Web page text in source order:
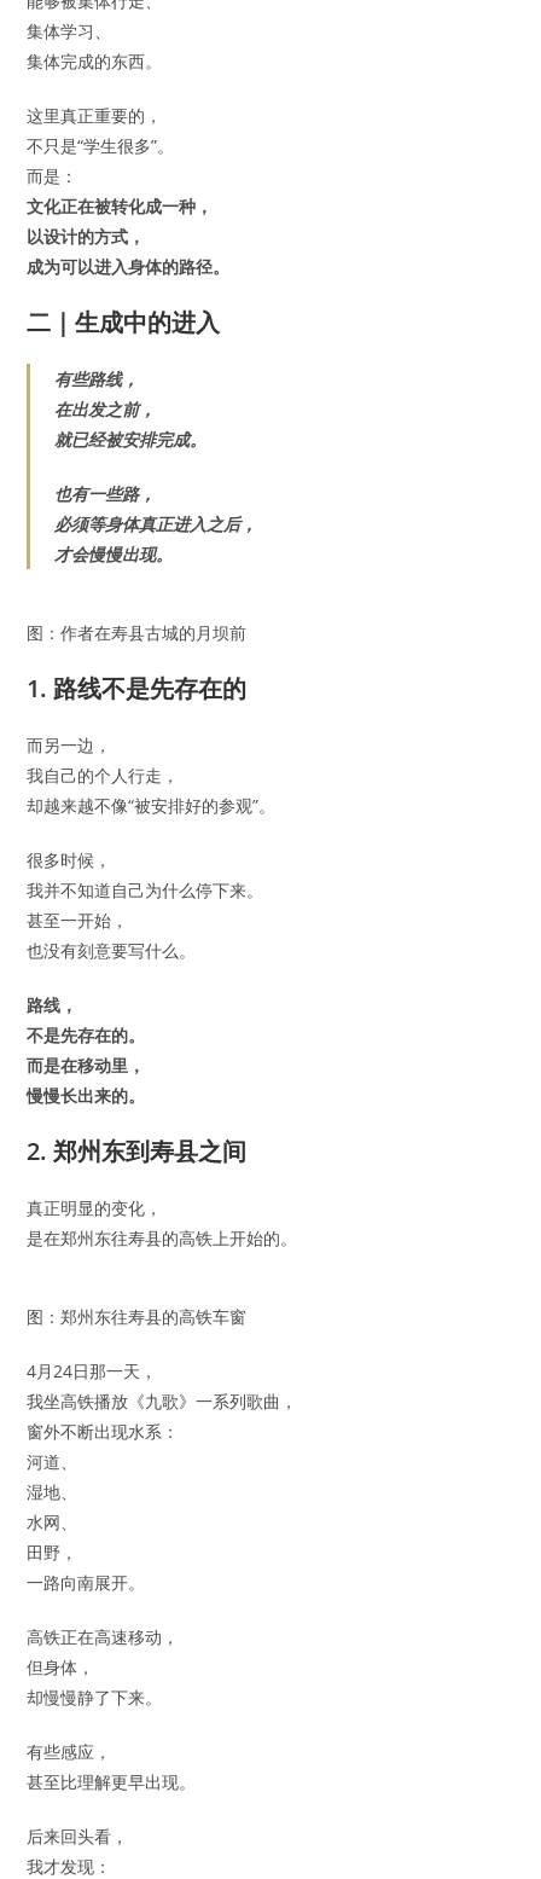
集体学习、
集体完成的东西。
这里真正重要的，
不只是“学生很多”。
而是：
文化正在被转化成一种，
以设计的方式，
成为可以进入身体的路径。
二｜生成中的进入
有些路线，
在出发之前，
就已经被安排完成。
也有一些路，
必须等身体真正进入之后，
才会慢慢出现。
图：作者在寿县古城的月坝前
1. 路线不是先存在的
而另一边，
我自己的个人行走，
却越来越不像“被安排好的参观”。
很多时候，
我并不知道自己为什么停下来。
甚至一开始，
也没有刻意要写什么。
路线，
不是先存在的。
而是在移动里，
慢慢长出来的。
2. 郑州东到寿县之间
真正明显的变化，
是在郑州东往寿县的高铁上开始的。
图：郑州东往寿县的高铁车窗
4月24日那一天，
我坐高铁播放《九歌》一系列歌曲，
窗外不断出现水系：
河道、
湿地、
水网、
田野，
一路向南展开。
高铁正在高速移动，
但身体，
却慢慢静了下来。
有些感应，
甚至比理解更早出现。
后来回头看，
我才发现：